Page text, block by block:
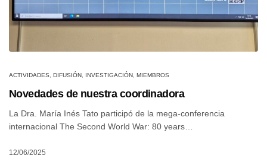
ACTIVIDADES, DIFUSIÓN, INVESTIGACIÓN, MIEMBROS
Novedades de nuestra coordinadora
La Dra. María Inés Tato participó de la mega-conferencia
internacional The Second World War: 80 years…
12/06/2025